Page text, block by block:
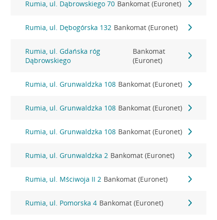
Rumia, ul. Dąbrowskiego 70 Bankomat (Euronet)
Rumia, ul. Dębogórska 132 Bankomat (Euronet)
Rumia, ul. Gdańska róg
Dąbrowskiego
Bankomat
(Euronet)
Rumia, ul. Grunwaldzka 108 Bankomat (Euronet)
Rumia, ul. Grunwaldzka 108 Bankomat (Euronet)
Rumia, ul. Grunwaldzka 108 Bankomat (Euronet)
Rumia, ul. Grunwaldzka 2 Bankomat (Euronet)
Rumia, ul. Mściwoja II 2 Bankomat (Euronet)
Rumia, ul. Pomorska 4 Bankomat (Euronet)